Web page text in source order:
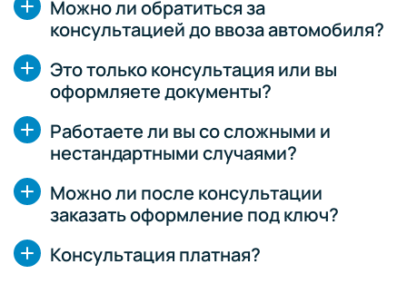
Можно ли обратиться за
консультацией до ввоза автомобиля?
Это только консультация или вы
оформляете документы?
Работаете ли вы со сложными и
нестандартными случаями?
Можно ли после консультации
заказать оформление под ключ?
Консультация платная?